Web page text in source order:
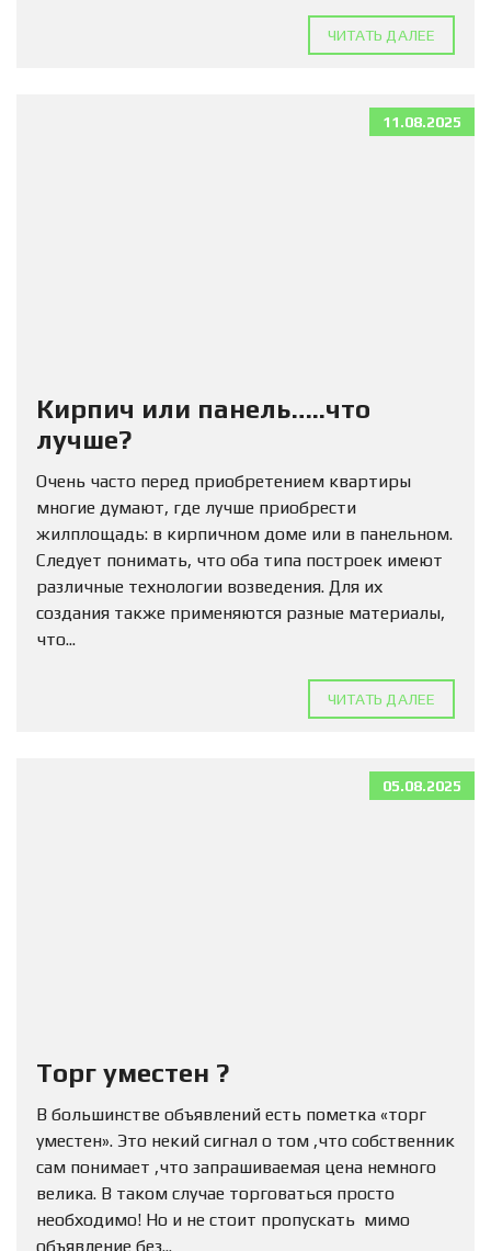
ЧИТАТЬ ДАЛЕЕ
11.08.2025
Кирпич или панель…..что
лучше?
Очень часто перед приобретением квартиры
многие думают, где лучше приобрести
жилплощадь: в кирпичном доме или в панельном.
Следует понимать, что оба типа построек имеют
различные технологии возведения. Для их
создания также применяются разные материалы,
что...
ЧИТАТЬ ДАЛЕЕ
05.08.2025
Торг уместен ?
В большинстве объявлений есть пометка «торг
уместен». Это некий сигнал о том ,что собственник
сам понимает ,что запрашиваемая цена немного
велика. В таком случае торговаться просто
необходимо! Но и не стоит пропускать мимо
объявление без...